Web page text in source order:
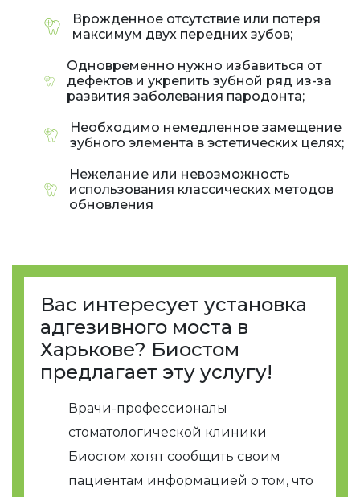
Врожденное отсутствие или потеря
максимум двух передних зубов;
Одновременно нужно избавиться от
дефектов и укрепить зубной ряд из-за
развития заболевания пародонта;
Необходимо немедленное замещение
зубного элемента в эстетических целях;
Нежелание или невозможность
использования классических методов
обновления
Вас интересует установка
адгезивного моста в
Харькове? Биостом
предлагает эту услугу!
Врачи-профессионалы
стоматологической клиники
Биостом хотят сообщить своим
пациентам информацией о том, что